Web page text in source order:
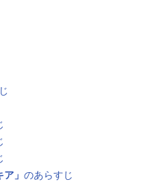
ー・七瀬陸の歌唱力を筆
それぞれの個性を活かし、
してだけではなく、ドラ
バラエティ番組、ラジ
ルなど活動の幅を広げてい
（ななせりく）所属グル
年齢：18歳身長：17
日：7月9日血液型：O型靴
26.5cm体重：58kg好きなも
うたうこと、はちみつ入
」 のあらすじ